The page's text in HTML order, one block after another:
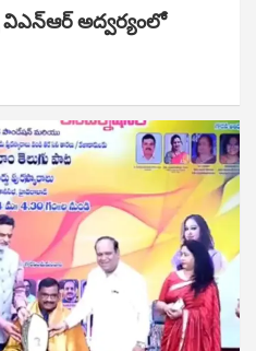
విఎన్ఆర్ అద్వర్యంలో